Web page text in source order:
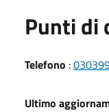
Punti di
Telefono :
Ultimo